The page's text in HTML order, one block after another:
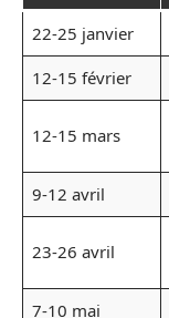
22-25 janvier
12-15 février
12-15 mars
9-12 avril
23-26 avril
7-10 mai